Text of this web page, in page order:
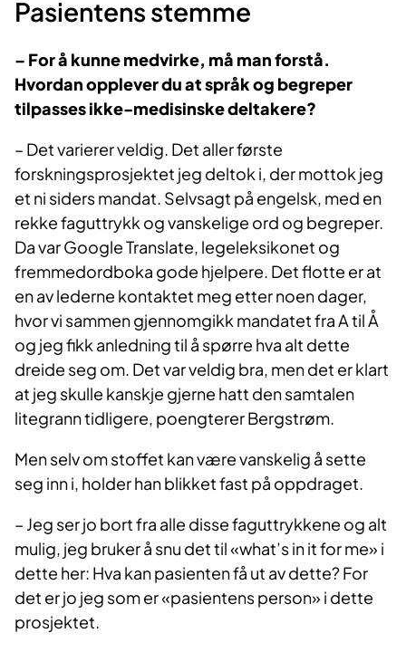
Pasientens stemme
– For å kunne medvirke, må man forstå.
Hvordan opplever du at språk og begreper
tilpasses ikke-medisinske deltakere?
– Det varierer veldig. Det aller første
forskningsprosjektet jeg deltok i, der mottok jeg
et ni siders mandat. Selvsagt på engelsk, med en
rekke faguttrykk og vanskelige ord og begreper.
Da var Google Translate, legeleksikonet og
fremmedordboka gode hjelpere. Det flotte er at
en av lederne kontaktet meg etter noen dager,
hvor vi sammen gjennomgikk mandatet fra A til Å
og jeg fikk anledning til å spørre hva alt dette
dreide seg om. Det var veldig bra, men det er klart
at jeg skulle kanskje gjerne hatt den samtalen
litegrann tidligere, poengterer Bergstrøm.
Men selv om stoffet kan være vanskelig å sette
seg inn i, holder han blikket fast på oppdraget.
– Jeg ser jo bort fra alle disse faguttrykkene og alt
mulig, jeg bruker å snu det til «what’s in it for me» i
dette her: Hva kan pasienten få ut av dette? For
det er jo jeg som er «pasientens person» i dette
prosjektet.